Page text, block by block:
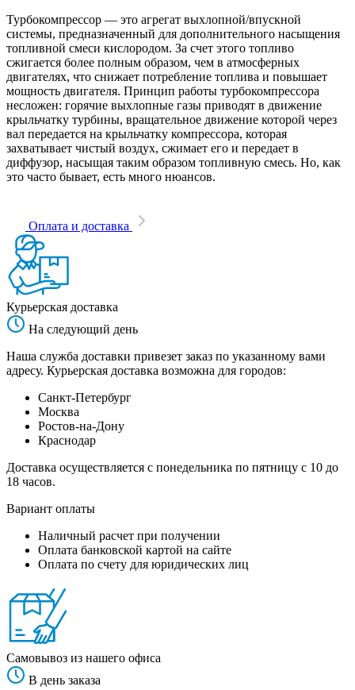
Турбокомпрессор — это агрегат выхлопной/впускной
системы, предназначенный для дополнительного насыщения
топливной смеси кислородом. За счет этого топливо
сжигается более полным образом, чем в атмосферных
двигателях, что снижает потребление топлива и повышает
мощность двигателя. Принцип работы турбокомпрессора
несложен: горячие выхлопные газы приводят в движение
крыльчатку турбины, вращательное движение которой через
вал передается на крыльчатку компрессора, которая
захватывает чистый воздух, сжимает его и передает в
диффузор, насыщая таким образом топливную смесь. Но, как
это часто бывает, есть много нюансов.
Оплата и доставка
Курьерская доставка
На следующий день
Наша служба доставки привезет заказ по указанному вами
адресу. Курьерская доставка возможна для городов:
Санкт-Петербург
Москва
Ростов-на-Дону
Краснодар
Доставка осуществляется с понедельника по пятницу с 10 до
18 часов.
Вариант оплаты
Наличный расчет при получении
Оплата банковской картой на сайте
Оплата по счету для юридических лиц
Самовывоз из нашего офиса
В день заказа